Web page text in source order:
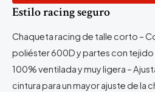
Estilo racing seguro
Chaqueta racing de talle corto –
poliéster 600D y partes con tejido
100% ventilada y muy ligera –
cintura para un mayor ajuste de la